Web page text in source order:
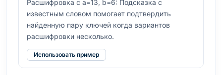
Расшифровка с a=13, b=6: Подсказка с
известным словом помогает подтвердить
найденную пару ключей когда вариантов
расшифровки несколько.
Использовать пример